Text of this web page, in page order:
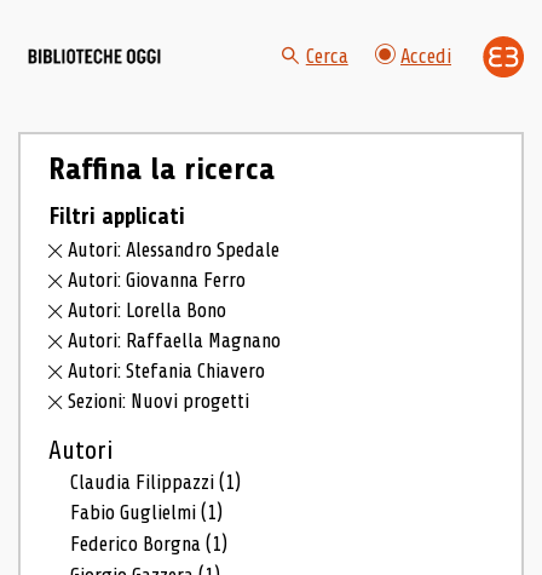
Cerca Accedi
Raffina la ricerca
Filtri applicati
Autori: Alessandro Spedale
Autori: Giovanna Ferro
Autori: Lorella Bono
Autori: Raffaella Magnano
Autori: Stefania Chiavero
Sezioni: Nuovi progetti
Autori
Claudia Filippazzi(1)
Fabio Guglielmi(1)
Federico Borgna(1)